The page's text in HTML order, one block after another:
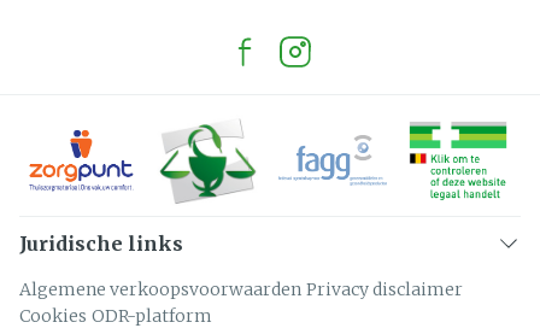
Juridische links
Algemene verkoopsvoorwaarden Privacy disclaimer
Cookies ODR-platform